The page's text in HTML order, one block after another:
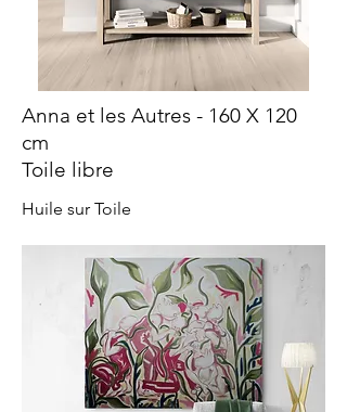
Anna et les Autres - 160 X 120
cm
Toile libre
Huile sur Toile